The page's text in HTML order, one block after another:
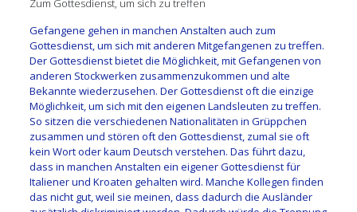
Gefangene gehen in manchen Anstalten auch zum
Gottesdienst, um sich mit anderen Mitgefangenen zu treffen.
Der Gottesdienst bietet die Möglichkeit, mit Gefangenen von
anderen Stockwerken zusammenzukommen und alte
Bekannte wiederzusehen. Der Gottesdienst oft die einzige
Möglichkeit, um sich mit den eigenen Landsleuten zu treffen.
So sitzen die verschiedenen Nationalitäten in Grüppchen
zusammen und stören oft den Gottesdienst, zumal sie oft
kein Wort oder kaum Deutsch verstehen. Das führt dazu,
dass in manchen Anstalten ein eigener Gottesdienst für
Italiener und Kroaten gehalten wird. Manche Kollegen finden
das nicht gut, weil sie meinen, dass dadurch die Ausländer